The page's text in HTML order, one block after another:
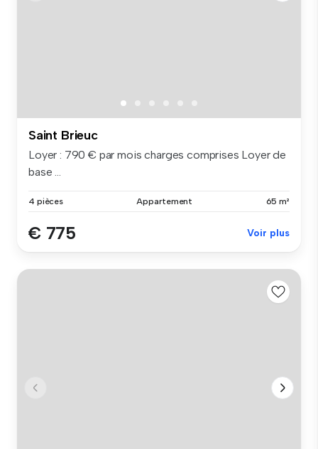
Saint Brieuc
Loyer : 790 € par mois charges comprises Loyer de
base ...
4 pièces Appartement 65 m²
€ 775 Voir plus